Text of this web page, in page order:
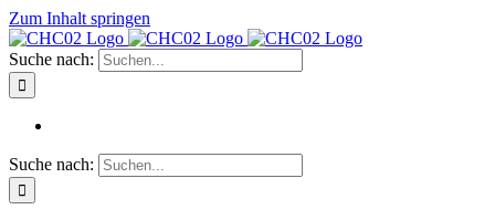
Zum Inhalt springen
Suche nach:
Suche nach: